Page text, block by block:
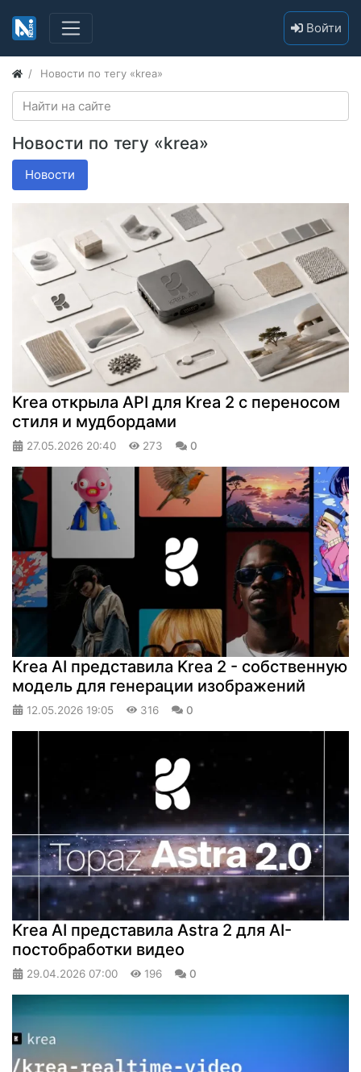
Войти
Новости по тегу «krea»
Новости по тегу «krea»
Новости
Krea открыла API для Krea 2 с переносом
стиля и мудбордами
27.05.2026 20:40 273 0
Krea AI представила Krea 2 - собственную
модель для генерации изображений
12.05.2026 19:05 316 0
Krea AI представила Astra 2 для AI-
постобработки видео
29.04.2026 07:00 196 0